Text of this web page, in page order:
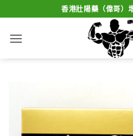
to
content
香港壯陽藥（偉哥）